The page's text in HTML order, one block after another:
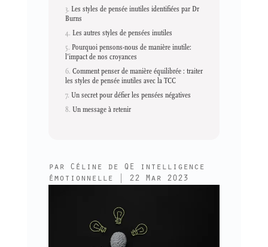
Les styles de pensée inutiles identifiées par Dr
Burns
Les autres styles de pensées inutiles
Pourquoi pensons-nous de manière inutile:
l’impact de nos croyances
Comment penser de manière équilibrée : traiter
les styles de pensée inutiles avec la TCC
Un secret pour défier les pensées négatives
Un message à retenir
par Céline de QE intelligence
émotionnelle
22 Mar 2023